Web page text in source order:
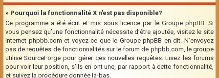
» Pourquoi la fonctionnalité X n’est pas disponible?
Ce programme a été écrit et mis sous licence par le Groupe phpBB. Si
vous pensez qu’une fonctionnalité nécessite d’être ajoutée, visitez le site
Internet phpbb.com et voyez ce que le Groupe phpBB en dit. N’envoyez
pas de requêtes de fonctionnalités sur le forum de phpbb.com, le groupe
utilise SourceForge pour gérer ces nouvelles requêtes. Lisez les forums
pour voir leur position, s’ils en ont une, par rapport à cette fonctionnalité,
et suivez la procédure donnée là-bas.